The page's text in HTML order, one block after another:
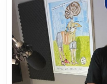
Wall
of
Fire